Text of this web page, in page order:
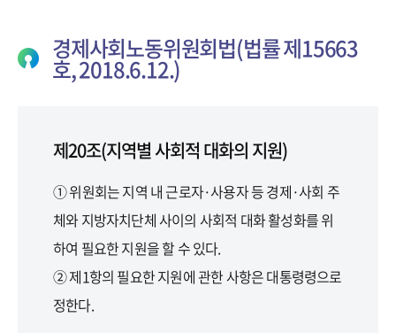
경제사회노동위원회법(법률 제15663
호, 2018.6.12.)
제20조(지역별 사회적 대화의 지원)
① 위원회는 지역 내 근로자·사용자 등 경제·사회 주
체와 지방자치단체 사이의 사회적 대화 활성화를 위
하여 필요한 지원을 할 수 있다.
② 제1항의 필요한 지원에 관한 사항은 대통령령으로
정한다.